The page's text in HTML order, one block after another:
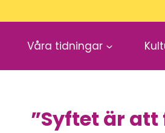
Våra tidningar
”Syftet är